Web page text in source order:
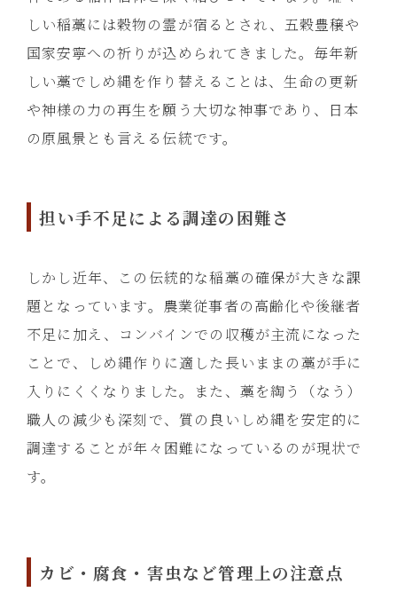
しい稲藁には穀物の霊が宿るとされ、五穀豊穣や
国家安寧への祈りが込められてきました。毎年新
しい藁でしめ縄を作り替えることは、生命の更新
や神様の力の再生を願う大切な神事であり、日本
の原風景とも言える伝統です。
担い手不足による調達の困難さ
しかし近年、この伝統的な稲藁の確保が大きな課
題となっています。農業従事者の高齢化や後継者
不足に加え、コンバインでの収穫が主流になった
ことで、しめ縄作りに適した長いままの藁が手に
入りにくくなりました。また、藁を綯う（なう）
職人の減少も深刻で、質の良いしめ縄を安定的に
調達することが年々困難になっているのが現状で
す。
カビ・腐食・害虫など管理上の注意点